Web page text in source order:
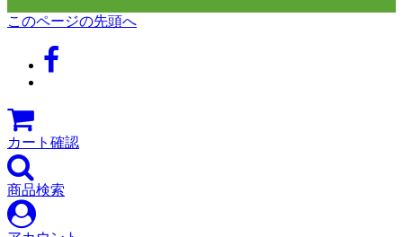
このページの先頭へ
カート確認
商品検索